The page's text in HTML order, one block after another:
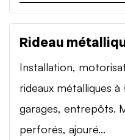
Rideau
Installation,
rideaux métalliques
garages, entrepôts.
perforés, ajouré...